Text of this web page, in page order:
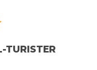
TURISTER